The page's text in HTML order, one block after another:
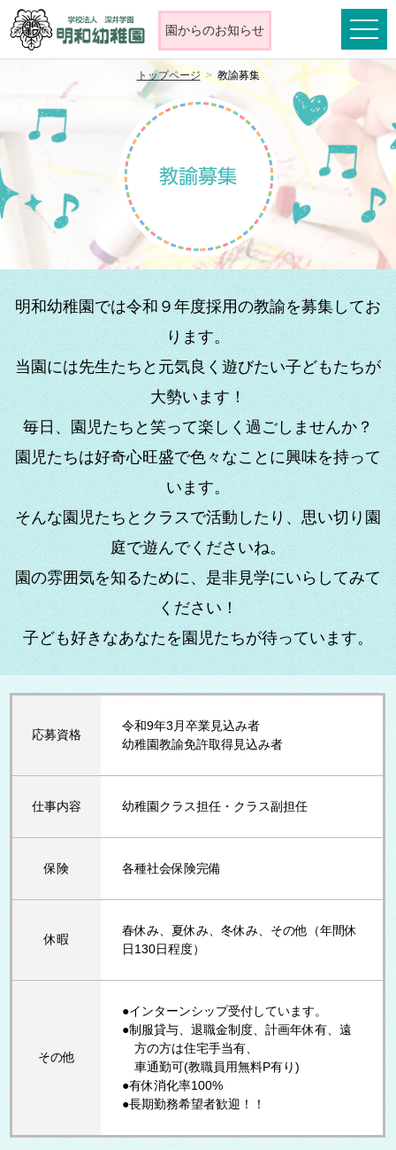
園からのお知らせ
toggle
トップページ 教諭募集
明和幼稚園では令和９年度採用の教諭を募集してお
ります。
当園には先生たちと元気良く遊びたい子どもたちが
大勢います！
毎日、園児たちと笑って楽しく過ごしませんか？
園児たちは好奇心旺盛で色々なことに興味を持って
います。
そんな園児たちとクラスで活動したり、思い切り園
庭で遊んでくださいね。
園の雰囲気を知るために、是非見学にいらしてみて
ください！
子ども好きなあなたを園児たちが待っています。
応募資格
令和9年3月卒業見込み者
幼稚園教諭免許取得見込み者
仕事内容 幼稚園クラス担任・クラス副担任
保険 各種社会保険完備
休暇
春休み、夏休み、冬休み、その他（年間休
日130日程度）
その他
●インターンシップ受付しています。
●制服貸与、退職金制度、計画年休有、遠
方の方は住宅手当有、
車通勤可(教職員用無料P有り)
●有休消化率100%
●長期勤務希望者歓迎！！